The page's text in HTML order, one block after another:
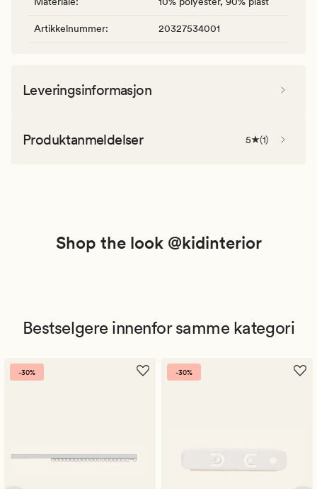
Artikkelnummer: 20327534001
Leveringsinformasjon
Produktanmeldelser 5 (1)
Shop the look @kidinterior
Bestselgere innenfor samme kategori
-30% -30%